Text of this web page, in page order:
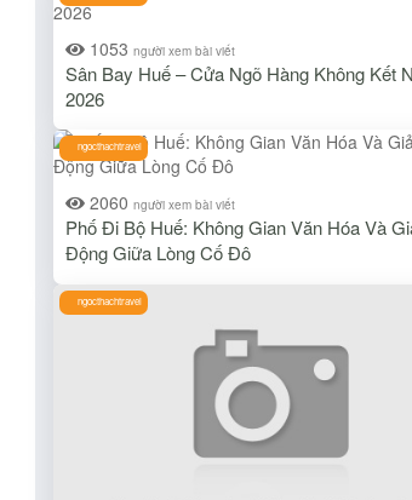
1053 người xem bài viết
Sân Bay Huế – Cửa Ngõ Hàng Không Kết
2026
ngocthachtravel
2060 người xem bài viết
Phố Đi Bộ Huế: Không Gian Văn Hóa Và
Động Giữa Lòng Cố Đô
ngocthachtravel